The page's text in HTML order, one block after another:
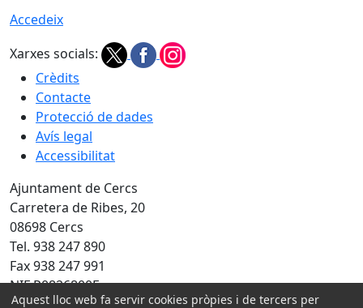
Accedeix
Xarxes socials:
Crèdits
Contacte
Protecció de dades
Avís legal
Accessibilitat
Ajuntament de Cercs
Carretera de Ribes, 20
08698 Cercs
Tel. 938 247 890
Fax 938 247 991
NIF P0826800E
Aquest lloc web fa servir cookies pròpies i de tercers per